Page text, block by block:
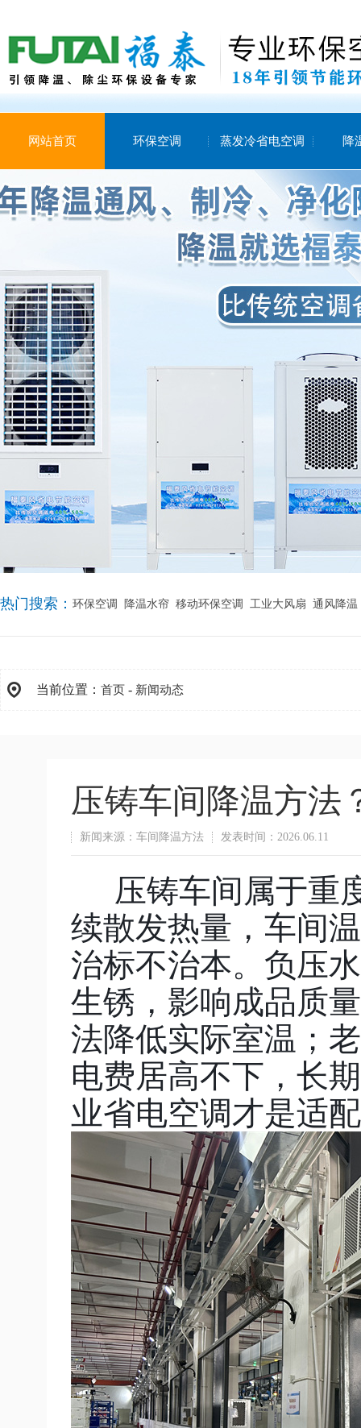
网站首页 环保空调 蒸发冷省电空调 降
热门搜索： 环保空调 降温水帘 移动环保空调 工业大风扇 通风降温
当前位置： 首页 - 新闻动态
压铸车间降温方法
新闻来源：车间降温方法 发表时间：2026.06.11
压铸车间属于重
续散发热量，车间
治标不治本。负压
生锈，影响成品质
法降低实际室温；
电费居高不下，长
业省电空调才是适